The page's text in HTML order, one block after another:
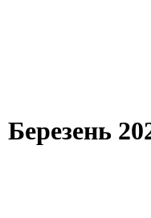
Березень